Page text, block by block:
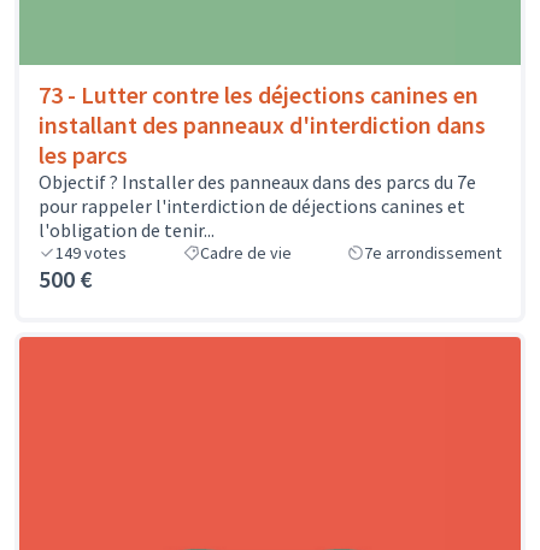
73 - Lutter contre les déjections canines en
installant des panneaux d'interdiction dans
les parcs
Objectif ? Installer des panneaux dans des parcs du 7e
pour rappeler l'interdiction de déjections canines et
l'obligation de tenir...
149votes Cadre de vie 7e arrondissement
500 €